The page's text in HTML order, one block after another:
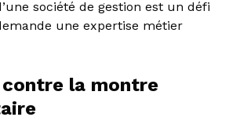
société de gestion est un défi
une expertise métier
la montre